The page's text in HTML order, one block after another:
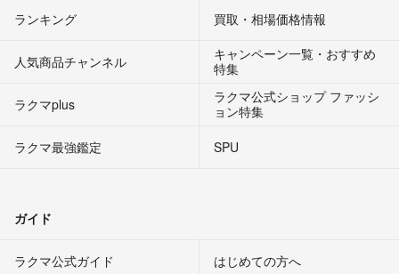
ランキング 買取・相場価格情報
人気商品チャンネル
キャンペーン一覧・おすすめ
特集
ラクマplus
ラクマ公式ショップ ファッシ
ョン特集
ラクマ最強鑑定
SPU
ガイド
ラクマ公式ガイド はじめての方へ